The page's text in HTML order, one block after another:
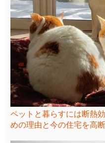
ペットと暮らすには断熱
めの理由と今の住宅を高